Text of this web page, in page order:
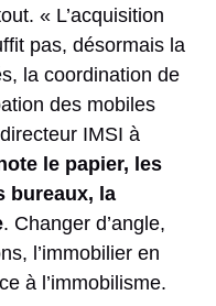
« L’acquisition
pas, désormais la
la coordination de
des mobiles
IMSI à
le papier, les
bureaux, la
. Changer d’angle,
l’immobilier en
à l’immobilisme.